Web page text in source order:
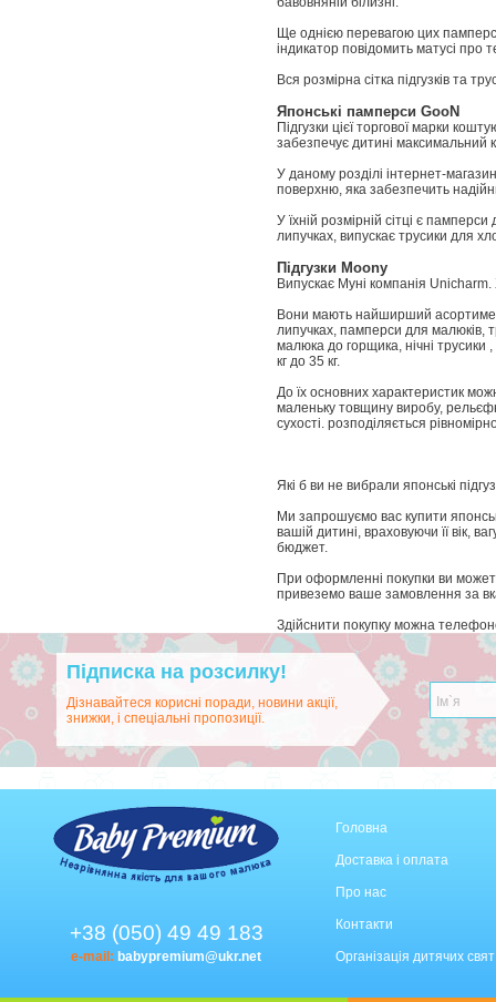
Ще однією перевагою цих
індикатор повідомить матусі про
Вся розмірна сітка підгузків та
Японські памперси GooN
Підгузки цієї торгової марки
забезпечує дитині максимальний
У даному розділі інтернет-
поверхню, яка забезпечить
У їхній розмірній сітці є
липучках, випускає трусики для
Підгузки Moony
Випускає Муні компанія
Вони мають найширший
липучках, памперси для малюків,
малюка до горщика, нічні
кг до 35 кг.
До їх основних характеристик
маленьку товщину виробу,
сухості. розподіляється
Які б ви не вибрали японські
Ми запрошуємо вас купити
вашій дитині, враховуючи її вік,
бюджет.
При оформленні покупки ви
привеземо ваше замовлення за
Здійснити покупку можна
Підписка на розсилку!
Дізнавайтеся корисні поради, новини акції,
знижки, і спеціальні пропозиції.
+38 (050) 49 49 183
e-mail: babypremium@ukr.net
Головна
Доставка і оплата
Про нас
Контакти
Організація дитячих свят